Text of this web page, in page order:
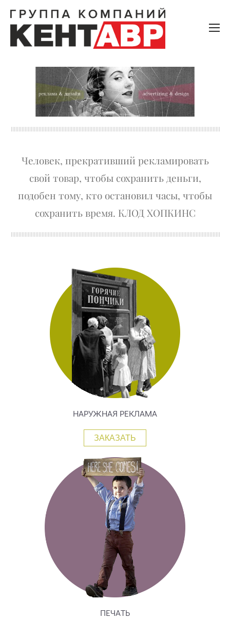
Человек, прекративший рекламировать
свой товар, чтобы сохранить деньги,
подобен тому, кто остановил часы, чтобы
сохранить время. КЛОД ХОПКИНС
НАРУЖНАЯ РЕКЛАМА
ЗАКАЗАТЬ
ПЕЧАТЬ